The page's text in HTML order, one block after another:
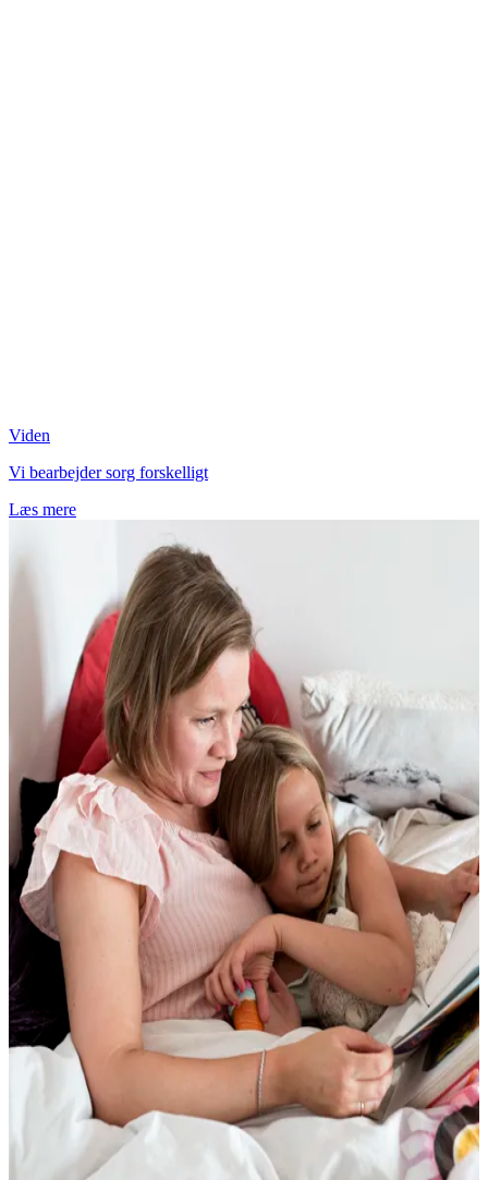
Viden
Vi bearbejder sorg forskelligt
Læs mere